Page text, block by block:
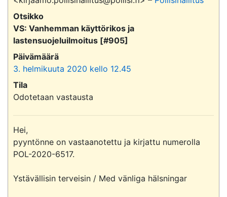
Otsikko
VS: Vanhemman käyttörikos ja
lastensuojeluilmoitus [#905]
Päivämäärä
3. helmikuuta 2020 kello 12.45
Tila
Odotetaan vastausta
Hei,
pyyntönne on vastaanotettu ja kirjattu numerolla
POL-2020-6517.
Ystävällisin terveisin / Med vänliga hälsningar